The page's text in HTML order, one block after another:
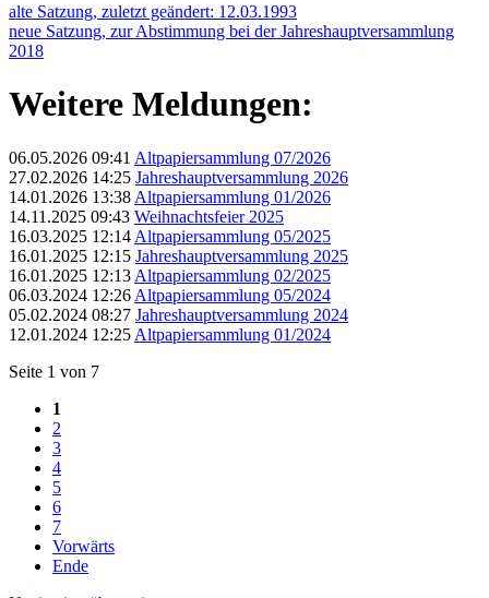
alte Satzung, zuletzt geändert: 12.03.1993
neue Satzung, zur Abstimmung bei der Jahreshauptversammlung
2018
Weitere Meldungen:
06.05.2026 09:41 Altpapiersammlung 07/2026
27.02.2026 14:25 Jahreshauptversammlung 2026
14.01.2026 13:38 Altpapiersammlung 01/2026
14.11.2025 09:43 Weihnachtsfeier 2025
16.03.2025 12:14 Altpapiersammlung 05/2025
16.01.2025 12:15 Jahreshauptversammlung 2025
16.01.2025 12:13 Altpapiersammlung 02/2025
06.03.2024 12:26 Altpapiersammlung 05/2024
05.02.2024 08:27 Jahreshauptversammlung 2024
12.01.2024 12:25 Altpapiersammlung 01/2024
Seite 1 von 7
1
2
3
4
5
6
7
Vorwärts
Ende